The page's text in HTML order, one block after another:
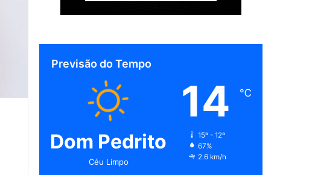
Previsão do Tempo
Dom Pedrito
Céu Limpo
14 ℃
15º - 12º
67%
2.6 km/h